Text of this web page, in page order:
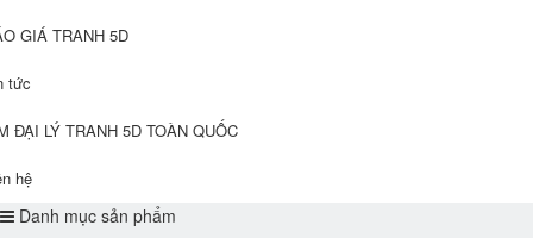
GIÁ TRANH 5D
tức
ĐẠI LÝ TRANH 5D TOÀN QUỐC
hệ
Danh mục sản phẩm